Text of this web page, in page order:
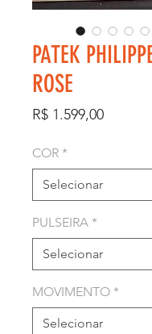
PATEK
ROSE
R$ 1.599,00Preço
COR *
PULSEIRA *
MOVIMENTO *